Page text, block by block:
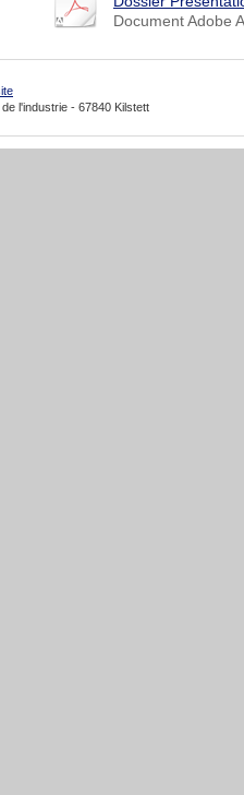
Document Adobe
l'industrie - 67840 Kilstett